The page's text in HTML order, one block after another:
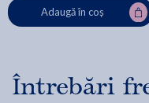
Adaugă în coș
Întrebări